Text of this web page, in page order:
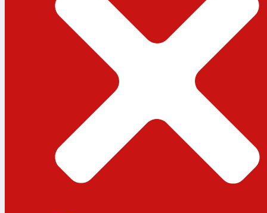
লাইফস্টাইল
সোশ্যাল মিডিয়া
বিজ্ঞান ও প্রযুক্তি
বিশেষ প্রতিবেদন
শেয়ার বাজার
বিচিত্র সংবাদ
সাক্ষাৎকার
সড়ক দুর্ঘটনা
অপরাধ